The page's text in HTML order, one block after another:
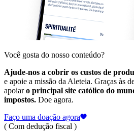
Você gosta do nosso conteúdo?
Ajude-nos a cobrir os custos de
e apoie a missão da Aleteia. Graças às
apoiaro principal site católico do
impostos. Doe agora.
Faço uma doação agora
( Com dedução fiscal )